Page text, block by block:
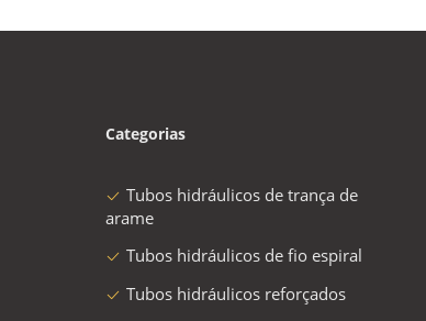
Categorias
Tubos hidráulicos de trança de
arame
Tubos hidráulicos de fio espiral
Tubos hidráulicos reforçados